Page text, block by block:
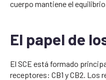
cuerpo mantiene el
El papel de
El SCE está formado
receptores: CB1 y CB2. Los